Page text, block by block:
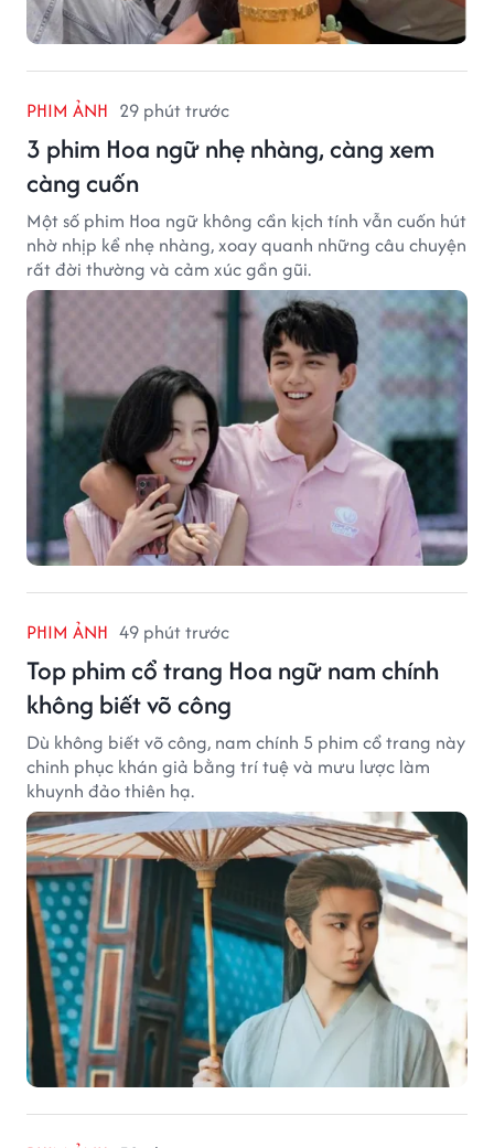
PHIM ẢNH 29 phút trước
3 phim Hoa ngữ nhẹ nhàng, càng xem
càng cuốn
Một số phim Hoa ngữ không cần kịch tính vẫn cuốn hút
nhờ nhịp kể nhẹ nhàng, xoay quanh những câu chuyện
rất đời thường và cảm xúc gần gũi.
PHIM ẢNH 49 phút trước
Top phim cổ trang Hoa ngữ nam chính
không biết võ công
Dù không biết võ công, nam chính 5 phim cổ trang này
chinh phục khán giả bằng trí tuệ và mưu lược làm
khuynh đảo thiên hạ.